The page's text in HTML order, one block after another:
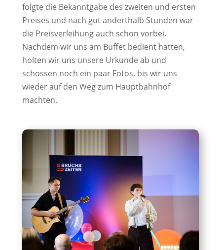
folgte die Bekanntgabe des zweiten und ersten
Preises und nach gut anderthalb Stunden war
die Preisverleihung auch schon vorbei.
Nachdem wir uns am Buffet bedient hatten,
holten wir uns unsere Urkunde ab und
schossen noch ein paar Fotos, bis wir uns
wieder auf den Weg zum Hauptbahnhof
machten.